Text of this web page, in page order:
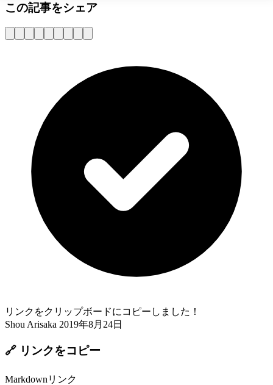
この記事をシェア
リンクをクリップボードにコピーしました！
Shou Arisaka 2019年8月24日
🔗 リンクをコピー
Markdownリンク